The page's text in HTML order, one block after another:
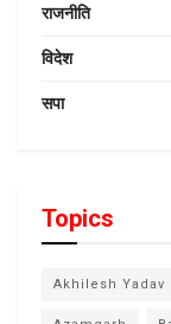
राजनीति
विदेश
सपा
Topics
Akhilesh Yadav